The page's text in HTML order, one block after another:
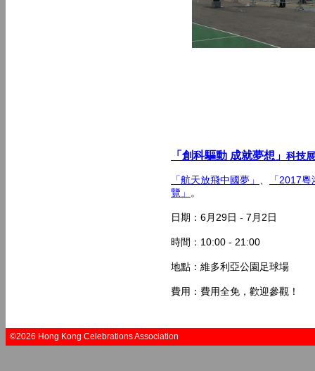
「創科驅動 成就夢想」 科技展
「航天放飛中國夢」
「2017
覽」
。
日期：6月29日 - 7月2日
時間：10:00 - 21:00
地點：維多利亞公園足球場
費用：費用全免，歡迎參觀！
©2026 Hong Kong Celebrations Association